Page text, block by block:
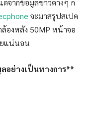
ต่จากข้อมูลข่าวต่างๆ ก็
จะมาสรุปสเปค
องหลัง 50MP หน้าจอ
ยแน่นอน
อย่างเป็นทางการ**